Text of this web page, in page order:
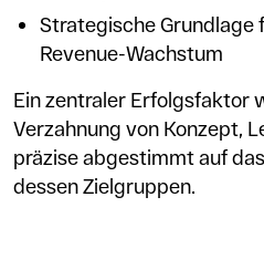
Strategische Grundlage
Revenue-Wachstum
Ein zentraler Erfolgsfaktor
Verzahnung von Konzept,
präzise abgestimmt auf
dessen Zielgruppen.